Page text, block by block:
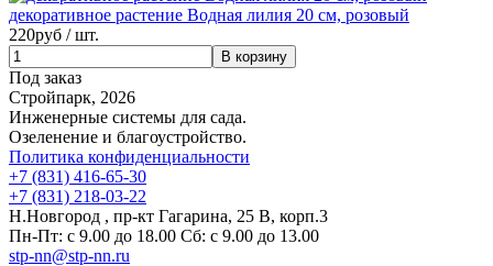
декоративное растение Водная лилия 20 см, розовый
220руб / шт.
Под заказ
Стройпарк, 2026
Инженерные системы для сада.
Озеленение и благоустройство.
Политика конфиденциальности
+7 (831) 416-65-30
+7 (831) 218-03-22
Н.Новгород , пр-кт Гагарина, 25 В, корп.3
Пн-Пт: с 9.00 до 18.00 Сб: с 9.00 до 13.00
stp-nn@stp-nn.ru